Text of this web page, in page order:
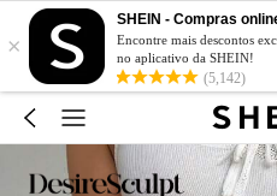
×
SHEIN - Compras
Encontre mais descontos
no aplicativo da SHEIN!
(5,142)